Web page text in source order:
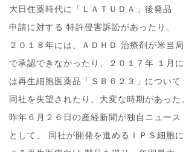
大日住薬時代に「ＬＡＴＵＤＡ」後発品
申請に対する 特許侵害訴訟があったり、
２０１８年には、ＡＤＨＤ 治療剤が米当局
で承認できなかったり、２０１７年 １月に
は再生細胞医薬品「ＳＢ６２３」について
同社を失望されたり、大変な時期があった。
昨年６月２６日の産経新聞が独自ニュース
として、 同社が開発を進めるＩＰＳ細胞に